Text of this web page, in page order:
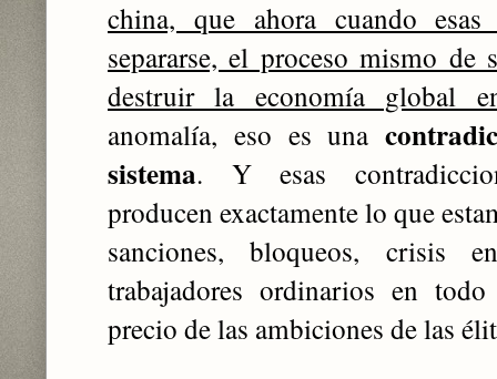
china, que ahora cuando
separarse, el proceso mismo de
destruir la economía global
anomalía, eso es una
sistema. Y esas
producen exactamente lo que
sanciones, bloqueos, crisis
trabajadores ordinarios en
precio de las ambiciones de las